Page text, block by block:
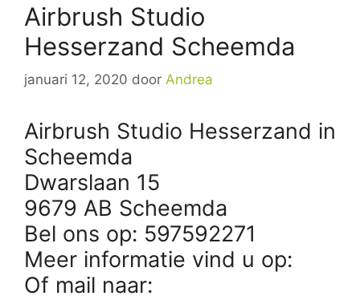
Airbrush Studio
Hesserzand Scheemda
januari 12, 2020 door Andrea
Airbrush Studio Hesserzand in
Scheemda
Dwarslaan 15
9679 AB Scheemda
Bel ons op: 597592271
Meer informatie vind u op:
Of mail naar: